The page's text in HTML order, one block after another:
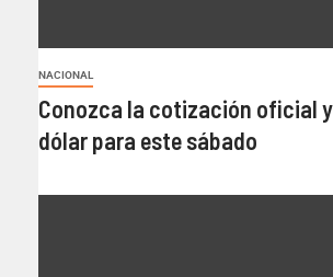
NACIONAL
Conozca la cotización oficial
dólar para este sábado